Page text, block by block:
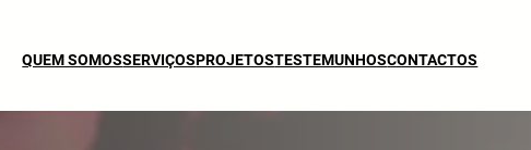
QUEM SOMOSSERVIÇOSPROJETOSTESTEMUNHOSCONTACTOS